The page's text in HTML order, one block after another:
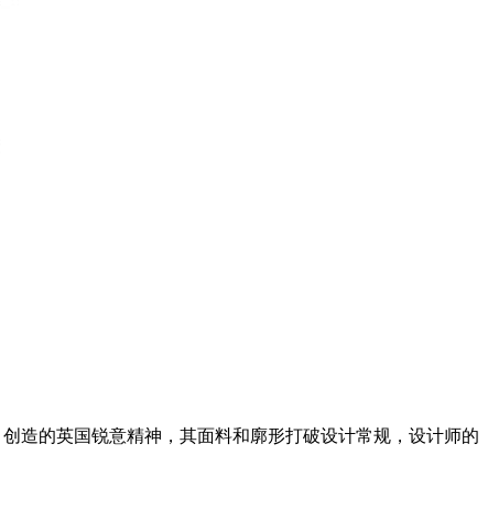
造的英国锐意精神，其面料和廓形打破设计常规，设计师的